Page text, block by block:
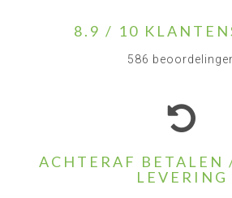
8.9 / 10
586
ACHTERAF BETALEN
LEVERING